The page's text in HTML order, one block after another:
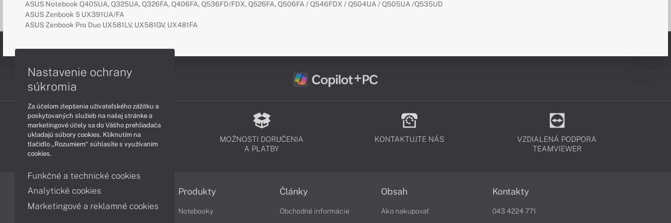
ASUS Notebook Q405UA, Q325UA, Q326FA, Q406FA, Q536FD/FDX, Q526FA, Q506FA / Q546FDX / Q504UA / Q505UA /Q535UD
ASUS Zenbook S UX391UA/FA
ASUS Zenbook Pro Duo UX581LV, UX581GV, UX481FA
PODPORA A SERVIS
MOŽNOSTI DORUČENIA
A PLATBY
KONTAKTUJTE NÁS
VZDIALENÁ PODPORA
TEAMVIEWER
Informácie
Obchodné podmienky
Produkty
Notebooky
Články
Obchodné informácie
Obsah
Ako nakupovať
Kontakty
043 4224 771
Nastavenie ochrany
súkromia
Za účelom zlepšenia užívateľského zážitku a
poskytovaných služieb na našej stránke a
marketingové účely sa do Vášho prehliadača
ukladajú súbory cookies. Kliknutím na
tlačidlo „Rozumiem“ súhlasíte s využívaním
cookies.
Funkčné a technické cookies
Analytické cookies
Marketingové a reklamné cookies